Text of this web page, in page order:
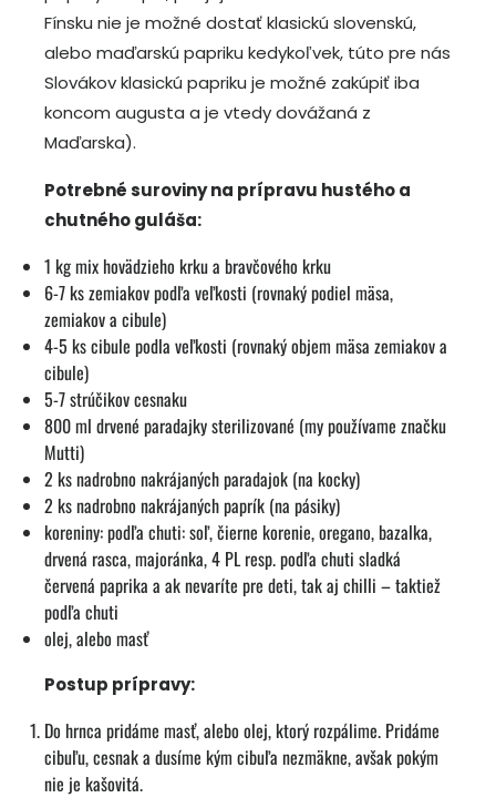
Fínsku nie je možné dostať klasickú slovenskú,
alebo maďarskú papriku kedykoľvek, túto pre nás
Slovákov klasickú papriku je možné zakúpiť iba
koncom augusta a je vtedy dovážaná z
Maďarska).
Potrebné suroviny na prípravu hustého a
chutného guláša:
1 kg mix hovädzieho krku a bravčového krku
6-7 ks zemiakov podľa veľkosti (rovnaký podiel mäsa,
zemiakov a cibule)
4-5 ks cibule podla veľkosti (rovnaký objem mäsa zemiakov a
cibule)
5-7 strúčikov cesnaku
800 ml drvené paradajky sterilizované (my používame značku
Mutti)
2 ks nadrobno nakrájaných paradajok (na kocky)
2 ks nadrobno nakrájaných paprík (na pásiky)
koreniny: podľa chuti: soľ, čierne korenie, oregano, bazalka,
drvená rasca, majoránka, 4 PL resp. podľa chuti sladká
červená paprika a ak nevaríte pre deti, tak aj chilli – taktiež
podľa chuti
olej, alebo masť
Postup prípravy:
Do hrnca pridáme masť, alebo olej, ktorý rozpálime. Pridáme
cibuľu, cesnak a dusíme kým cibuľa nezmäkne, avšak pokým
nie je kašovitá.